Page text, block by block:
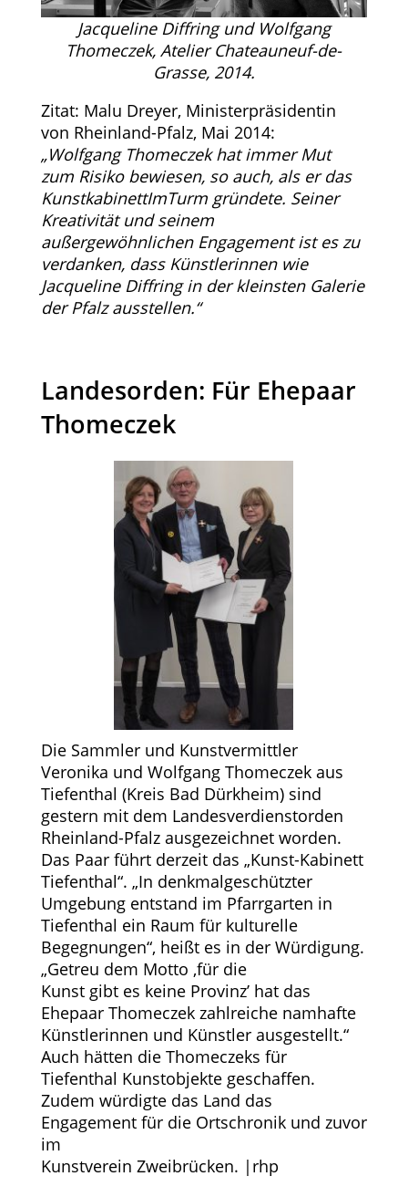
Jacqueline Diffring und Wolfgang
Thomeczek, Atelier Chateauneuf-de-
Grasse, 2014.
Zitat: Malu Dreyer, Ministerpräsidentin
von Rheinland-Pfalz, Mai 2014:
„Wolfgang Thomeczek hat immer Mut
zum Risiko bewiesen, so auch, als er das
KunstkabinettImTurm gründete. Seiner
Kreativität und seinem
außergewöhnlichen Engagement ist es zu
verdanken, dass Künstlerinnen wie
Jacqueline Diffring in der kleinsten Galerie
der Pfalz ausstellen.“
Landesorden: Für Ehepaar
Thomeczek
Die Sammler und Kunstvermittler
Veronika und Wolfgang Thomeczek aus
Tiefenthal (Kreis Bad Dürkheim) sind
gestern mit dem Landesverdienstorden
Rheinland-Pfalz ausgezeichnet worden.
Das Paar führt derzeit das „Kunst-Kabinett
Tiefenthal“. „In denkmalgeschützter
Umgebung entstand im Pfarrgarten in
Tiefenthal ein Raum für kulturelle
Begegnungen“, heißt es in der Würdigung.
„Getreu dem Motto ,für die
Kunst gibt es keine Provinz’ hat das
Ehepaar Thomeczek zahlreiche namhafte
Künstlerinnen und Künstler ausgestellt.“
Auch hätten die Thomeczeks für
Tiefenthal Kunstobjekte geschaffen.
Zudem würdigte das Land das
Engagement für die Ortschronik und zuvor
im
Kunstverein Zweibrücken. |rhp